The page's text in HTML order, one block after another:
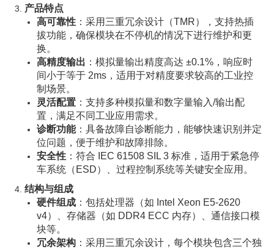
产品特点
高可靠性 ：采用三重冗余设计（TMR），支持热插
拔功能，确保模块在不停机的情况下进行维护和更
换。
高精度输出 ：模拟量输出精度高达 ±0.1%，响应时
间小于等于 2ms，适用于对精度要求较高的工业控
制场景。
灵活配置 ：支持多种模拟量和数字量输入/输出配
置，满足不同工业应用需求。
诊断功能：具备故障自诊断能力，能够快速识别并定
位问题，便于维护和故障排除。
安全性 ：符合 IEC 61508 SIL 3 标准，适用于紧急停
车系统（ESD）、过程控制系统等关键安全应用。
结构与组成
硬件组成 ：包括处理器（如 Intel Xeon E5-2620
v4）、存储器（如 DDR4 ECC 内存）、通信接口模
块等。
冗余架构 ：采用三重冗余设计，每个模块包含三个独